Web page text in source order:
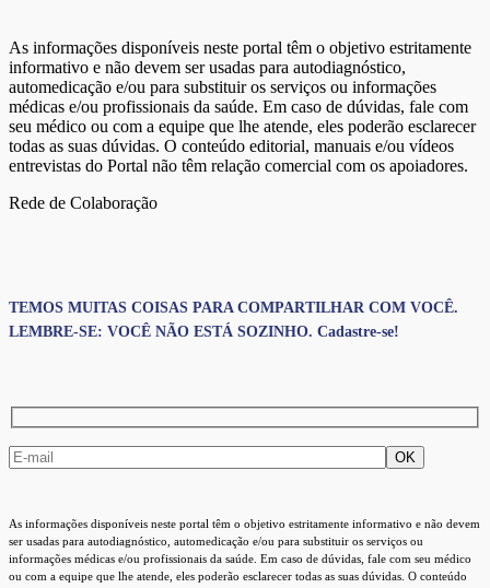
As informações disponíveis neste portal têm o objetivo estritamente
informativo e não devem ser usadas para autodiagnóstico,
automedicação e/ou para substituir os serviços ou informações
médicas e/ou profissionais da saúde. Em caso de dúvidas, fale com
seu médico ou com a equipe que lhe atende, eles poderão esclarecer
todas as suas dúvidas. O conteúdo editorial, manuais e/ou vídeos
entrevistas do Portal não têm relação comercial com os apoiadores.
Rede de Colaboração
TEMOS MUITAS COISAS PARA COMPARTILHAR COM VOCÊ.
LEMBRE-SE: VOCÊ NÃO ESTÁ SOZINHO. Cadastre-se!
As informações disponíveis neste portal têm o objetivo estritamente informativo e não devem
ser usadas para autodiagnóstico, automedicação e/ou para substituir os serviços ou
informações médicas e/ou profissionais da saúde. Em caso de dúvidas, fale com seu médico
ou com a equipe que lhe atende, eles poderão esclarecer todas as suas dúvidas. O conteúdo